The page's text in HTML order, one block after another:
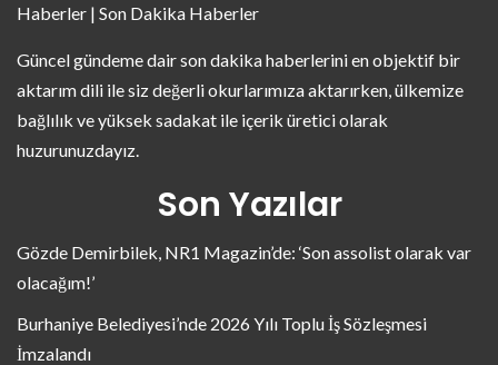
Haberler | Son Dakika Haberler
Güncel gündeme dair son dakika haberlerini en objektif bir
aktarım dili ile siz değerli okurlarımıza aktarırken, ülkemize
bağlılık ve yüksek sadakat ile içerik üretici olarak
huzurunuzdayız.
Son Yazılar
Gözde Demirbilek, NR1 Magazin’de: ‘Son assolist olarak var
olacağım!’
Burhaniye Belediyesi’nde 2026 Yılı Toplu İş Sözleşmesi
İmzalandı